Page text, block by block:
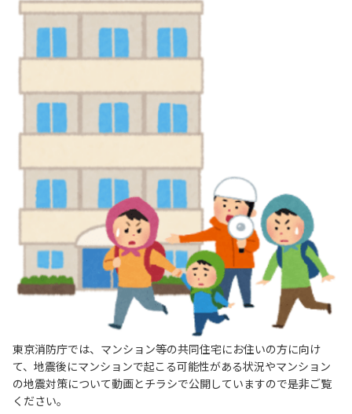
東京消防庁では、マンション等の共同住宅にお住いの方に向け
て、地震後にマンションで起こる可能性がある状況やマンション
の地震対策について動画とチラシで公開していますので是非ご覧
ください。